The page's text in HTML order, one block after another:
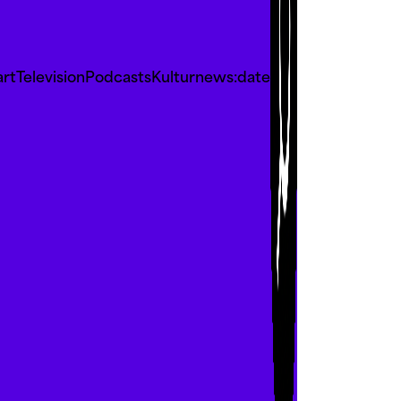
Television PodcastsKulturnews:date